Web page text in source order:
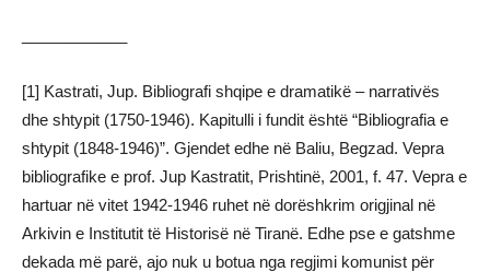
[1] Kastrati, Jup. Bibliografi shqipe e dramatikë – narrativës
dhe shtypit (1750-1946). Kapitulli i fundit është “Bibliografia e
shtypit (1848-1946)”. Gjendet edhe në Baliu, Begzad. Vepra
bibliografike e prof. Jup Kastratit, Prishtinë, 2001, f. 47. Vepra e
hartuar në vitet 1942-1946 ruhet në dorëshkrim origjinal në
Arkivin e Institutit të Historisë në Tiranë. Edhe pse e gatshme
dekada më parë, ajo nuk u botua nga regjimi komunist për